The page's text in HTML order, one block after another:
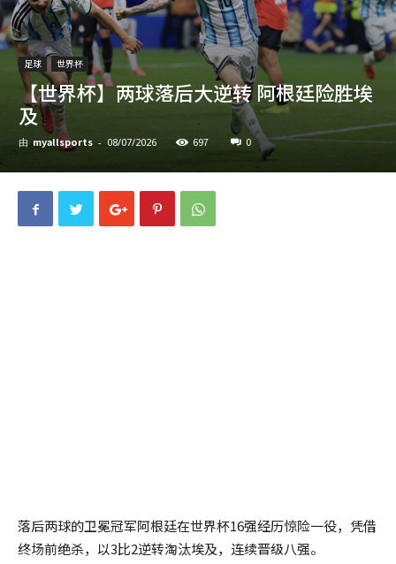
足球 世界杯
【世界杯】两球落后大逆转 阿根廷险胜埃
及
由 myallsports - 08/07/2026 697 0
落后两球的卫冕冠军阿根廷在世界杯16强经历惊险一役，凭借
终场前绝杀，以3比2逆转淘汰埃及，连续晋级八强。